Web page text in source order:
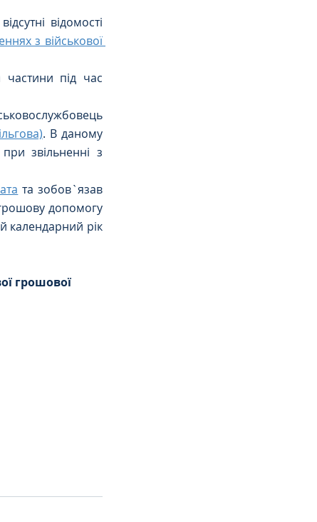
відомості
з військової
частини під час
. В даному
звільненні з
та зобов`язав
допомогу
календарний рік
грошової